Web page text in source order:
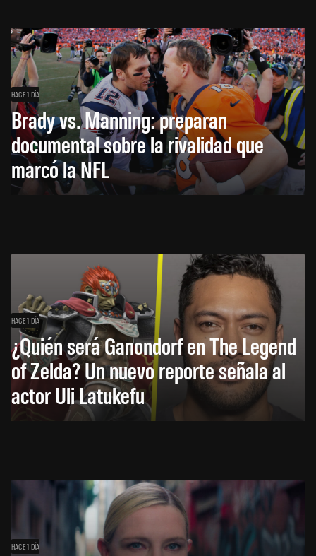
HACE 1 DÍA
Brady vs. Manning: preparan
documental sobre la rivalidad que
marcó la NFL
HACE 1 DÍA
¿Quién será Ganondorf en The Legend
of Zelda? Un nuevo reporte señala al
actor Uli Latukefu
HACE 1 DÍA